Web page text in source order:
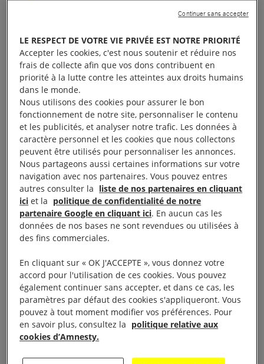
forces de l’ordre, les autorités
d’accéder à des informations
cruciales.
Le ministère de l’Intérieur a ainsi interdit aux
délégués de l’organisation de rencontrer certaines
détenues ou encore de se rendre dans les prisons.
Des représentants de l’armée et de la marine ont en
outre refusé de rencontrer notre délégation.
Une détermination du
gouvernement pour
étouffer les affaires
Sur les milliers de plaintes pour torture déposées
depuis 1991, seules 15 ont abouti à des
condamnations pénales. En dépit de cette
abondance de plainte, l’armée nous a simplement
LE RESPECT DE VOTRE VIE PRIVÉE EST NOTRE PRIORITÉ
Accepter les cookies, c'est nous soutenir et réduire nos
frais de collecte afin que vos dons contribuent en
priorité à la lutte contre les atteintes aux droits humains
dans le monde.
Nous utilisons des cookies pour assurer le bon
fonctionnement de notre site, personnaliser le contenu
et les publicités, et analyser notre trafic. Les données à
caractère personnel et les cookies que nous collectons
peuvent être utilisés pour personnaliser les annonces.
Nous partageons aussi certaines informations sur votre
navigation avec nos partenaires. Vous pouvez entres
autres consulter la liste de nos partenaires en cliquant
ici et la politique de confidentialité de notre
partenaire Google en cliquant ici. En aucun cas les
données de nos bases ne sont revendues ou utilisées à
des fins commerciales.
En cliquant sur « OK J'ACCEPTE », vous donnez votre
accord pour l'utilisation de ces cookies. Vous pouvez
également continuer sans accepter, et dans ce cas, les
paramètres par défaut des cookies s'appliqueront. Vous
pouvez à tout moment modifier vos préférences. Pour
en savoir plus, consultez la politique relative aux
cookies d’Amnesty.
Continuer sans accepter